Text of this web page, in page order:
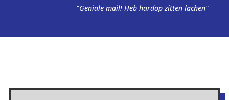
"Geniale mail! Heb hardop zitten lachen"